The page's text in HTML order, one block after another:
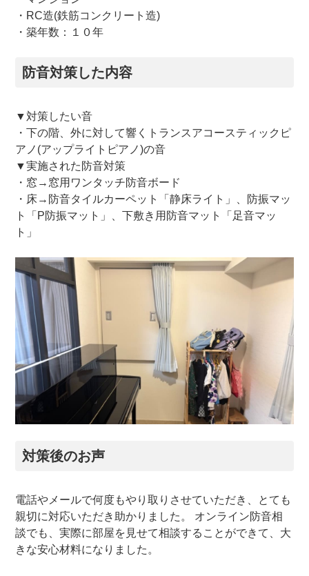
・RC造(鉄筋コンクリート造)
・築年数：１０年
防音対策した内容
▼対策したい音
・下の階、外に対して響くトランスアコースティックピ
アノ(アップライトピアノ)の音
▼実施された防音対策
・窓→窓用ワンタッチ防音ボード
・床→防音タイルカーペット「静床ライト」、防振マッ
ト「P防振マット」、下敷き用防音マット「足音マッ
ト」
対策後のお声
電話やメールで何度もやり取りさせていただき、とても
親切に対応いただき助かりました。 オンライン防音相
談でも、実際に部屋を見せて相談することができて、大
きな安心材料になりました。